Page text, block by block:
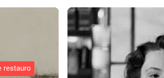
restauro